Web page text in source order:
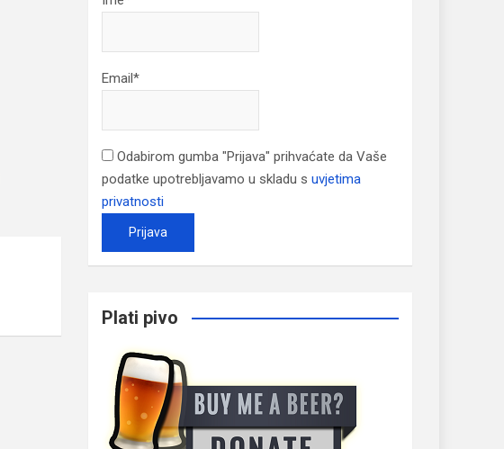
Email*
Odabirom gumba "Prijava" prihvaćate da Vaše
podatke upotrebljavamo u skladu s uvjetima
privatnosti
Plati pivo